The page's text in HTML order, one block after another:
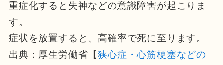
重症化すると失神などの意識障害が起こりま
す。
症状を放置すると、高確率で死に至ります。
出典：厚生労働省【狭心症・心筋梗塞などの